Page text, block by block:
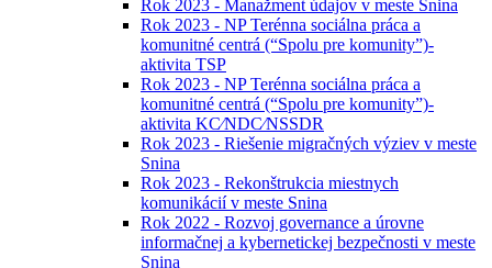
Rok 2023 - Manažment údajov v meste Snina
Rok 2023 - NP Terénna sociálna práca a
komunitné centrá (“Spolu pre komunity”)-
aktivita TSP
Rok 2023 - NP Terénna sociálna práca a
komunitné centrá (“Spolu pre komunity”)-
aktivita KC⁄NDC⁄NSSDR
Rok 2023 - Riešenie migračných výziev v meste
Snina
Rok 2023 - Rekonštrukcia miestnych
komunikácií v meste Snina
Rok 2022 - Rozvoj governance a úrovne
informačnej a kybernetickej bezpečnosti v meste
Snina